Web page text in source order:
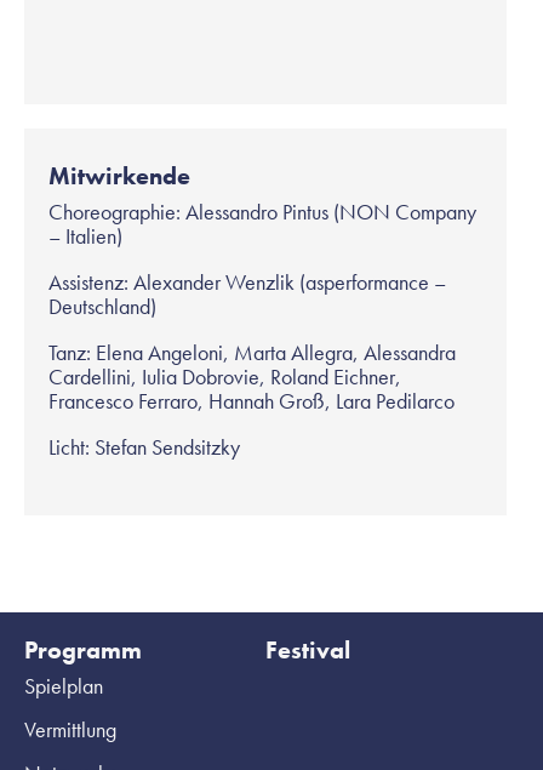
Mitwirkende
Choreographie: Alessandro Pintus (NON Company
– Italien)
Assistenz: Alexander Wenzlik (asperformance –
Deutschland)
Tanz: Elena Angeloni, Marta Allegra, Alessandra
Cardellini, Iulia Dobrovie, Roland Eichner,
Francesco Ferraro, Hannah Groß, Lara Pedilarco
Licht: Stefan Sendsitzky
Programm
Spielplan
Vermittlung
Festival